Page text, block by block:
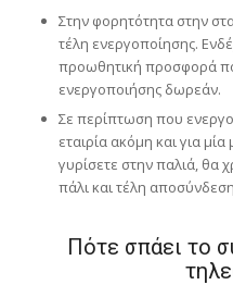
Στην φορητότητα στην
τέλη ενεργοποίησης.
προωθητική προσφορά
ενεργοποιήσης δωρεάν.
Σε περίπτωση που
εταιρία ακόμη και για
γυρίσετε στην παλιά, θα
πάλι και τέλη
Πότε σπάει το